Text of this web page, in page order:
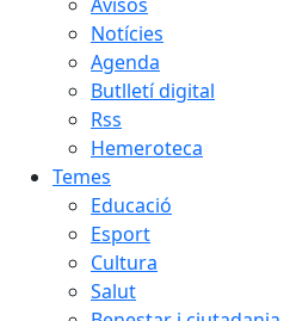
Notícies
Agenda
Butlletí digital
Rss
Hemeroteca
Temes
Educació
Esport
Cultura
Salut